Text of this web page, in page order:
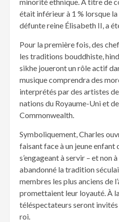
était inférieur à 1 % lorsque la
défunte reine Élisabeth II, a
Pour la première fois, des
les traditions bouddhiste,
sikhe joueront un rôle actif
musique comprendra des
interprétés par des artistes
nations du Royaume-Uni et
Commonwealth.
Symboliquement, Charles
faisant face à un jeune enfant
s’engageant à servir – et non
abandonné la tradition
membres les plus anciens de
promettaient leur loyauté. À
téléspectateurs seront
roi.